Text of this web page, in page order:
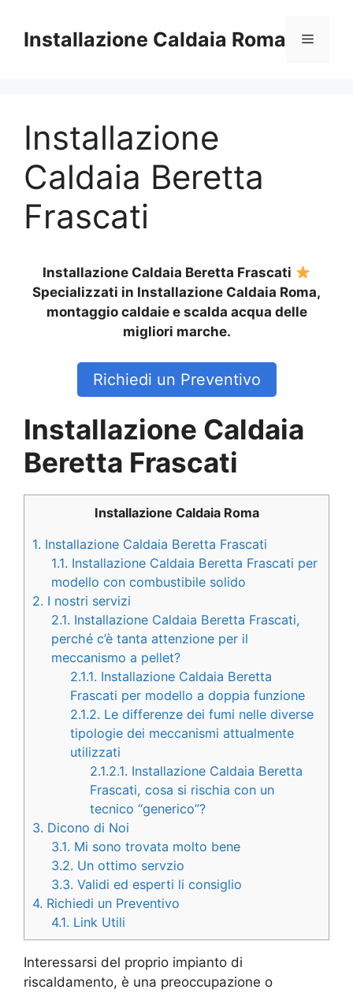
contenuto
Installazione Caldaia Roma Menu
Installazione
Caldaia Beretta
Frascati
Installazione Caldaia Beretta Frascati
Specializzati in Installazione Caldaia Roma,
montaggio caldaie e scalda acqua delle
migliori marche.
Richiedi un Preventivo
Installazione Caldaia
Beretta Frascati
Installazione Caldaia Roma
1. Installazione Caldaia Beretta Frascati
1.1. Installazione Caldaia Beretta Frascati per
modello con combustibile solido
2. I nostri servizi
2.1. Installazione Caldaia Beretta Frascati,
perché c’è tanta attenzione per il
meccanismo a pellet?
2.1.1. Installazione Caldaia Beretta
Frascati per modello a doppia funzione
2.1.2. Le differenze dei fumi nelle diverse
tipologie dei meccanismi attualmente
utilizzati
2.1.2.1. Installazione Caldaia Beretta
Frascati, cosa si rischia con un
tecnico “generico”?
3. Dicono di Noi
3.1. Mi sono trovata molto bene
3.2. Un ottimo servzio
3.3. Validi ed esperti li consiglio
4. Richiedi un Preventivo
4.1. Link Utili
Interessarsi del proprio impianto di
riscaldamento, è una preoccupazione o